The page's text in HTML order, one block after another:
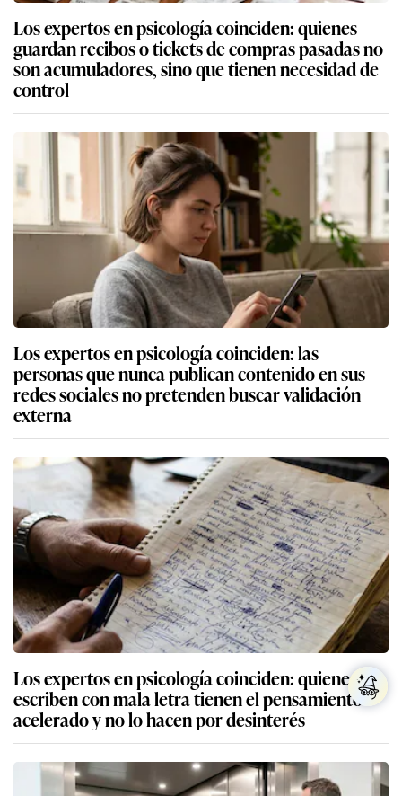
Los expertos en psicología coinciden: quienes
guardan recibos o tickets de compras pasadas no
son acumuladores, sino que tienen necesidad de
control
Los expertos en psicología coinciden: las
personas que nunca publican contenido en sus
redes sociales no pretenden buscar validación
externa
Los expertos en psicología coinciden: quienes
escriben con mala letra tienen el pensamiento
acelerado y no lo hacen por desinterés